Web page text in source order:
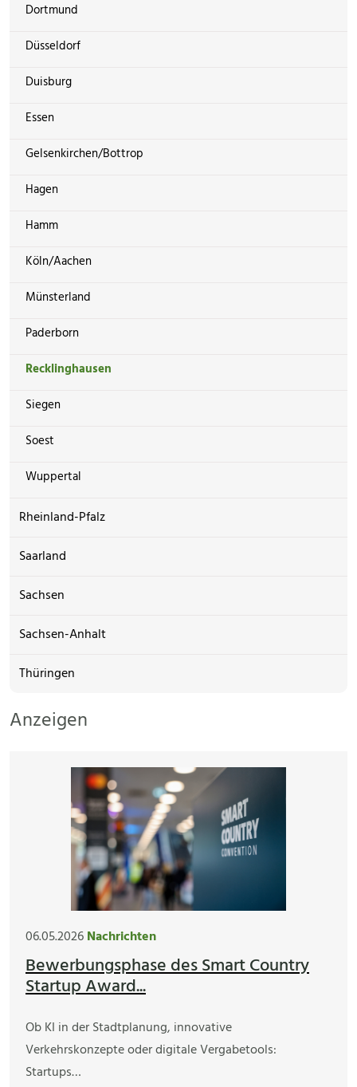
Dortmund
Düsseldorf
Duisburg
Essen
Gelsenkirchen/Bottrop
Hagen
Hamm
Köln/Aachen
Münsterland
Paderborn
Recklinghausen
Siegen
Soest
Wuppertal
Rheinland-Pfalz
Saarland
Sachsen
Sachsen-Anhalt
Thüringen
Anzeigen
06.05.2026Nachrichten
Bewerbungsphase des Smart Country
Startup Award...
Ob KI in der Stadtplanung, innovative
Verkehrskonzepte oder digitale Vergabetools:
Startups…